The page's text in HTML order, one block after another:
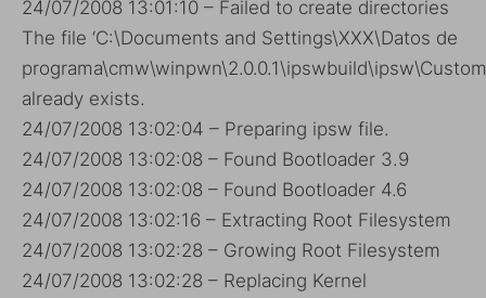
24/07/2008 13:01:10 – Failed to create directories
The file ‘C:\Documents and Settings\XXX\Datos de
already exists.
24/07/2008 13:02:04 – Preparing ipsw file.
24/07/2008 13:02:08 – Found Bootloader 3.9
24/07/2008 13:02:08 – Found Bootloader 4.6
24/07/2008 13:02:16 – Extracting Root Filesystem
24/07/2008 13:02:28 – Growing Root Filesystem
24/07/2008 13:02:28 – Replacing Kernel